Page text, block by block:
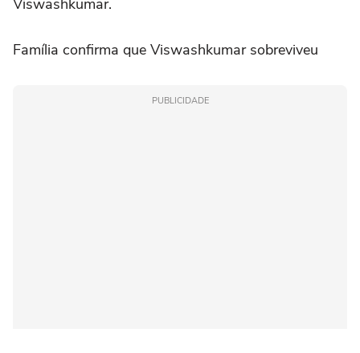
Viswashkumar.
Família confirma que Viswashkumar sobreviveu
PUBLICIDADE